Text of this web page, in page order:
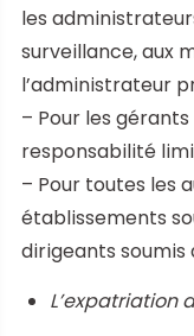
les
surveillance, aux
l’administrateur
– Pour les
responsabilité
– Pour toutes les
établissements
dirigeants soumis
L’expatriation